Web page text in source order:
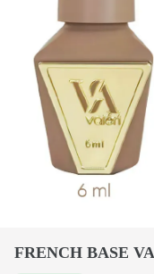
FRENCH BASE